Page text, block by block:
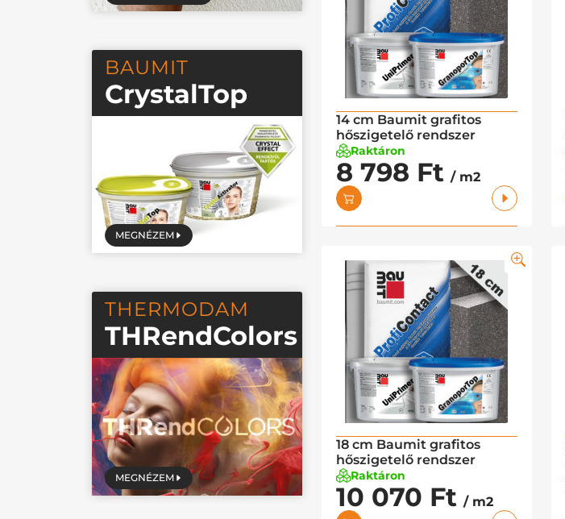
BAUMIT
CrystalTop
MEGNÉZEM
THERMODAM
THRendColors
MEGNÉZEM
14 cm Baumit grafitos
hőszigetelő rendszer
Raktáron
8 798 Ft / m2
18 cm Baumit grafitos
hőszigetelő rendszer
Raktáron
10 070 Ft / m2